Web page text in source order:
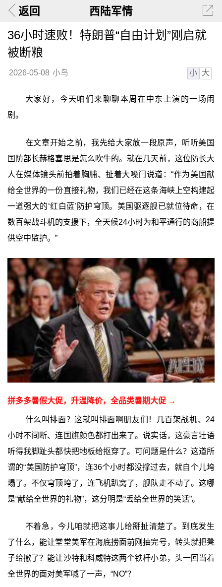
返回 西陆军情
36小时速败！特朗普“自由计划”刚启就
被断粮
2026-05-08 小鸟 小 大
大家好，今天咱们来聊聊本周在中东上演的一场闹
剧。
在文章开始之前，我先给大家放一段原声，听听美国
国防部长赫格塞思是怎么吹牛的。就在几天前，这位防长大
人在媒体镜头前拍着胸脯、扯着大嗓门说道：“作为美国献
给全世界的一份直接礼物，我们已经在这条海峡上空构建起
一道强大的‘红白蓝’防护穹顶。美国驱逐舰已就位待命，在
数百架战斗机的支援下，全天候24小时为和平通行的商船提
供空中监护。”
拼多多暑假大促，升温降价，全品类暑期大促 →
什么叫排面？这就叫排面啊朋友们！几百架战机、24
小时不间断、连国旗颜色都打出来了。说实话，这豪言壮语
听得我脚趾头都快把地板给抠穿了。可问题是什么？这道所
谓的“美国防护穹顶”，连36个小时都没撑过去，就自个儿垮
塌了。不仅穹顶垮了，连飞机趴窝了，舰队走不动了。这哪
是“献给全世界的礼物”，这分明是“丢给全世界的笑话”。
不着急，今儿咱就把这事儿给掰扯清楚了。到底发生
了什么，能让堂堂美军在海底捞面前刚抽完号，转头就把凳
子给撤了？能让沙特和科威特这两个铁杆小弟，头一回当着
全世界的面对美军喊了一声，“NO”？